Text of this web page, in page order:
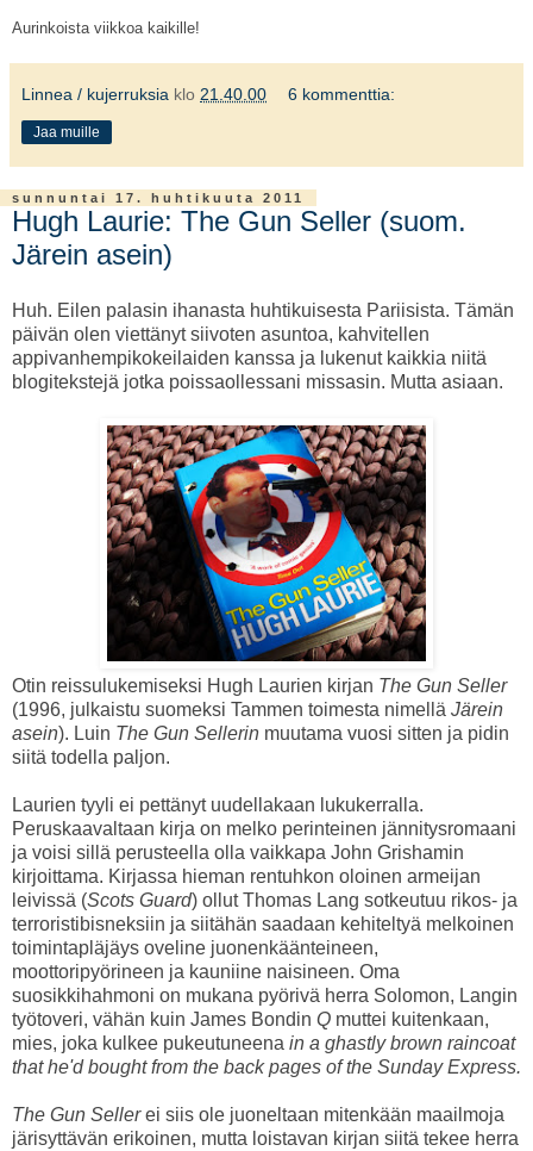
Aurinkoista viikkoa kaikille!
Linnea / kujerruksia klo 21.40.00 6 kommenttia:
Jaa muille
sunnuntai 17. huhtikuuta 2011
Hugh Laurie: The Gun Seller (suom.
Järein asein)
Huh. Eilen palasin ihanasta huhtikuisesta Pariisista. Tämän
päivän olen viettänyt siivoten asuntoa, kahvitellen
appivanhempikokeilaiden kanssa ja lukenut kaikkia niitä
blogitekstejä jotka poissaollessani missasin. Mutta asiaan.
Otin reissulukemiseksi Hugh Laurien kirjan The Gun Seller
(1996, julkaistu suomeksi Tammen toimesta nimellä Järein
asein). Luin The Gun Sellerin muutama vuosi sitten ja pidin
siitä todella paljon.
Laurien tyyli ei pettänyt uudellakaan lukukerralla.
Peruskaavaltaan kirja on melko perinteinen jännitysromaani
ja voisi sillä perusteella olla vaikkapa John Grishamin
kirjoittama. Kirjassa hieman rentuhkon oloinen armeijan
leivissä (Scots Guard) ollut Thomas Lang sotkeutuu rikos- ja
terroristibisneksiin ja siitähän saadaan kehiteltyä melkoinen
toimintapläjäys oveline juonenkäänteineen,
moottoripyörineen ja kauniine naisineen. Oma
suosikkihahmoni on mukana pyörivä herra Solomon, Langin
työtoveri, vähän kuin James Bondin Q muttei kuitenkaan,
mies, joka kulkee pukeutuneena in a ghastly brown raincoat
that he'd bought from the back pages of the Sunday Express.
The Gun Sellerei siis ole juoneltaan mitenkään maailmoja
järisyttävän erikoinen, mutta loistavan kirjan siitä tekee herra